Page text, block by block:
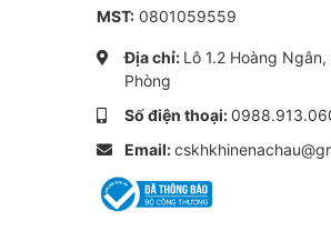
• Máy nén khí trục vít
• Máy nén khí piston
• Các ứng dụng công
Lợi ích khi sử
• Hiệu quả bôi trơn tốt,
MST: 0801059559
Địa chỉ: Lô 1.2 Hoàng
Phòng
Số điện thoại:
Email: